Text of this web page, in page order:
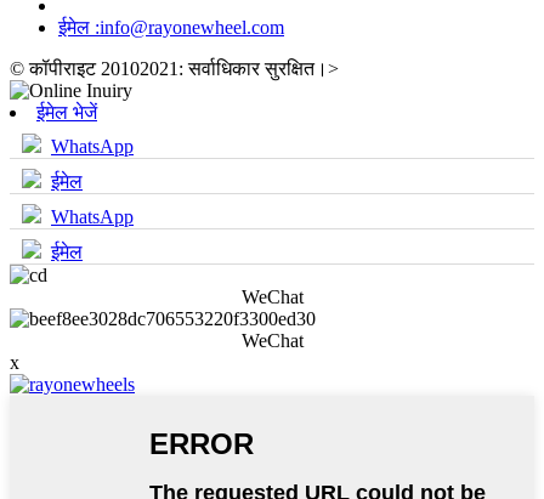
ईमेल :info@rayonewheel.com
© कॉपीराइट 20102021: सर्वाधिकार सुरक्षित। >
ईमेल भेजें
WhatsApp
ईमेल
WhatsApp
ईमेल
WeChat
WeChat
x